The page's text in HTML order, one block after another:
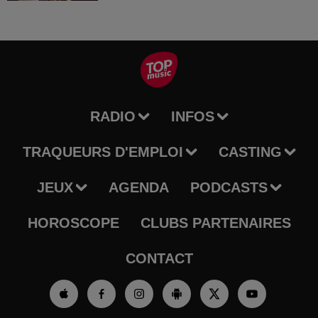
RADIO INFOS
TRAQUEURS D'EMPLOI CASTING
JEUX AGENDA PODCASTS
HOROSCOPE CLUBS PARTENAIRES
CONTACT